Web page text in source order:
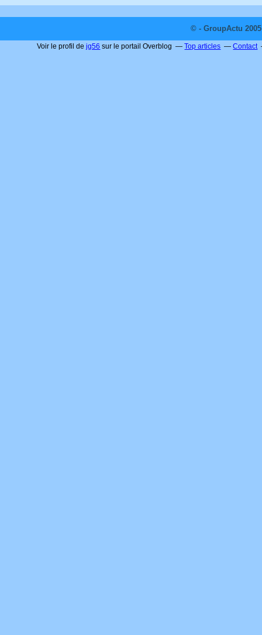
© - GroupActu
Voir le profil dejg56 sur le portail Overblog Top articles Contact